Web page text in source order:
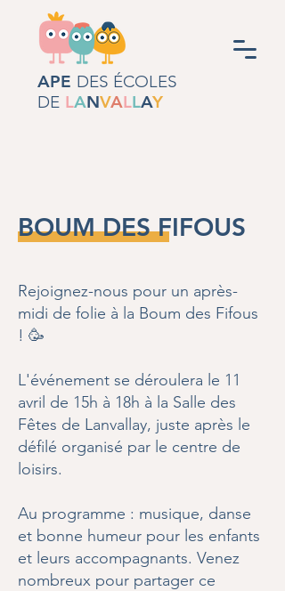
APE DES ÉCOLES
DE LANVALLAY
BOUM DES FIFOUS
Rejoignez-nous pour un après-
midi de folie à la Boum des Fifous
! 🥳​
L'événement se déroulera le 11
avril de 15h à 18h à la Salle des
Fêtes de Lanvallay, juste après le
défilé organisé par le centre de
loisirs.
Au programme : musique, danse
et bonne humeur pour les enfants
et leurs accompagnants. Venez
nombreux pour partager ce